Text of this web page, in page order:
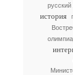
русский
история